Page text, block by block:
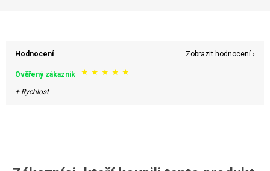
Hodnocení Zobrazit hodnocení ›
Ověřený zákazník ★ ★ ★ ★ ★
+ Rychlost